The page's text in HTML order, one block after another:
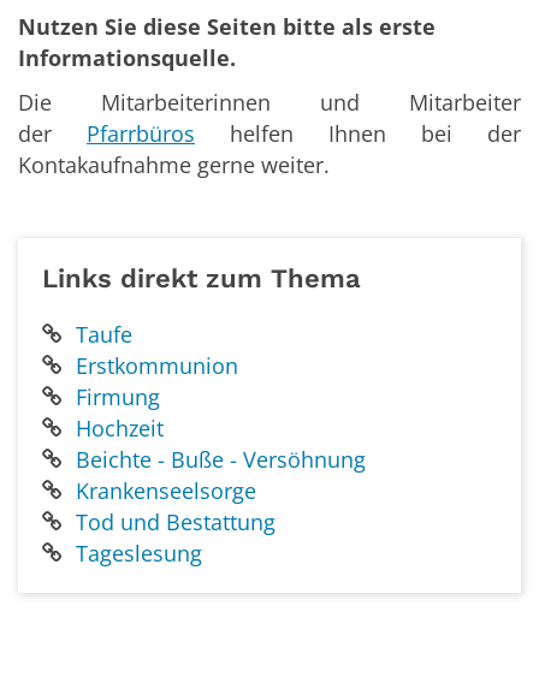
Nutzen Sie diese Seiten bitte als erste
Informationsquelle.
Die Mitarbeiterinnen und Mitarbeiter
der Pfarrbüros helfen Ihnen bei der
Kontakaufnahme gerne weiter.
Links direkt zum Thema
Taufe
Erstkommunion
Firmung
Hochzeit
Beichte - Buße - Versöhnung
Krankenseelsorge
Tod und Bestattung
Tageslesung